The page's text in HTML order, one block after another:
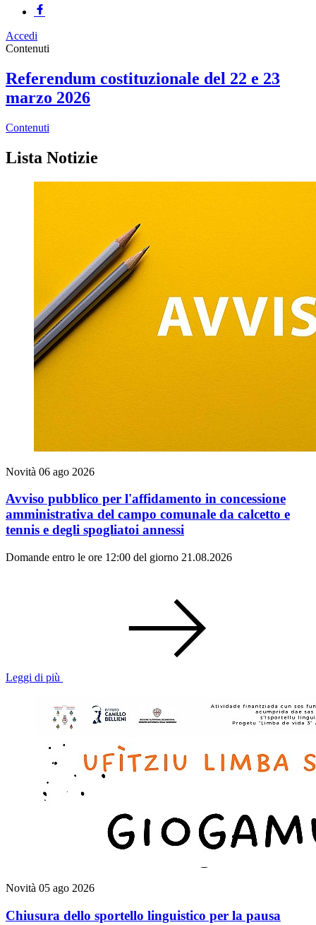
Accedi
Homepage
Contenuti
Referendum costituzionale del 22 e 23
marzo 2026
Contenuti
Lista Notizie
Novità 06 ago 2026
Avviso pubblico per l'affidamento in concessione
amministrativa del campo comunale da calcetto e
tennis e degli spogliatoi annessi
Domande entro le ore 12:00 del giorno 21.08.2026
Leggi di più
Novità 05 ago 2026
Chiusura dello sportello linguistico per la pausa